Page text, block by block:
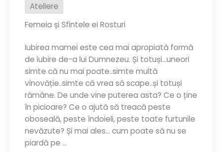
Ateliere
Femeia și Sfintele ei Rosturi
Iubirea mamei este cea mai apropiată formă
de iubire de-a lui Dumnezeu. Și totuși…uneori
simte că nu mai poate..simte multă
vinovăție..simte că vrea să scape..și totuși
rămâne. De unde vine puterea asta? Ce o ține
în picioare? Ce o ajută să treacă peste
oboseală, peste îndoieli, peste toate furtunile
nevăzute? Și mai ales… cum poate să nu se
piardă pe ...